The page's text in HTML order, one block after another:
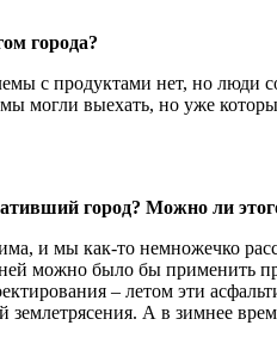
города?
с продуктами нет, но люди
могли выехать, но уже
город? Можно ли
и мы как-то немножечко
можно было бы
– летом эти
А в зимнее